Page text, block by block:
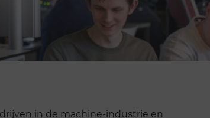
in de machine-industrie en